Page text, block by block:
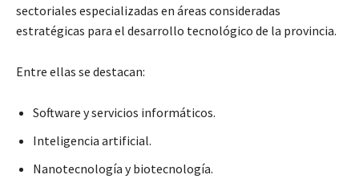
sectoriales especializadas en áreas consideradas
estratégicas para el desarrollo tecnológico de la provincia.
Entre ellas se destacan:
Software y servicios informáticos.
Inteligencia artificial.
Nanotecnología y biotecnología.